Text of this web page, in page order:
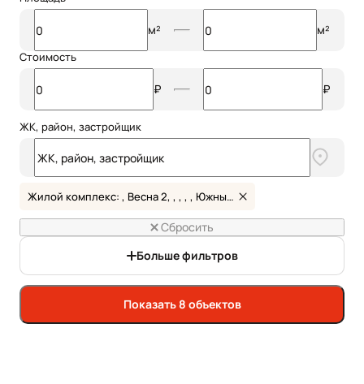
м² м²
Стоимость
₽ ₽
ЖК, район, застройщик
Жилой комплекс: , Весна 2, , , , , Южный парк, Мечта, Дома у сада, Счастье в Казани, , , , , , , , , , , Новые Горки, Жилой дом на Хади Атласи, , , , Солнечный город, , Дольче Вита
Сбросить
Больше фильтров
Показать 8 объектов